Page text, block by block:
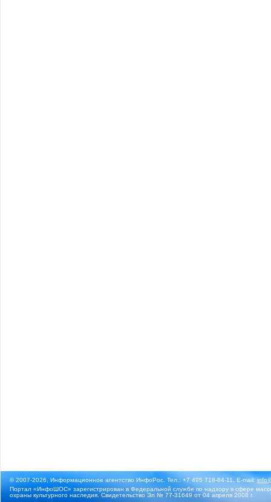
© 2007-2026, Информационное агентство ИнфоРос. Тел.: +7 495 718-84-11, E-mail:
Портал «ИнфоШОС» зарегистрирован в Федеральной службе по надзору в сфере
охраны культурного наследия. Свидетельство Эл № 77-31649 от 04 апреля 2008 г.